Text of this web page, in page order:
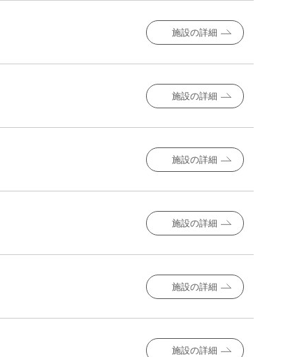
施設の詳細
施設の詳細
施設の詳細
施設の詳細
施設の詳細
施設の詳細